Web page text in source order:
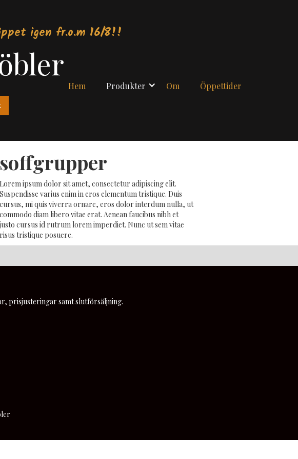
igen fr.o.m 16/8!!
Hem Produkter Om Öppettider
soffgrupper
Lorem ipsum dolor sit amet, consectetur adipiscing elit.
Suspendisse varius enim in eros elementum tristique. Duis
cursus, mi quis viverra ornare, eros dolor interdum nulla, ut
commodo diam libero vitae erat. Aenean faucibus nibh et
justo cursus id rutrum lorem imperdiet. Nunc ut sem vitae
risus tristique posuere.
prisjusteringar samt slutförsäljning.